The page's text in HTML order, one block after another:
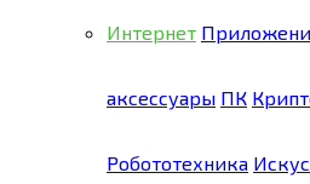
Интернет
аксессуары ПК
Робототехника